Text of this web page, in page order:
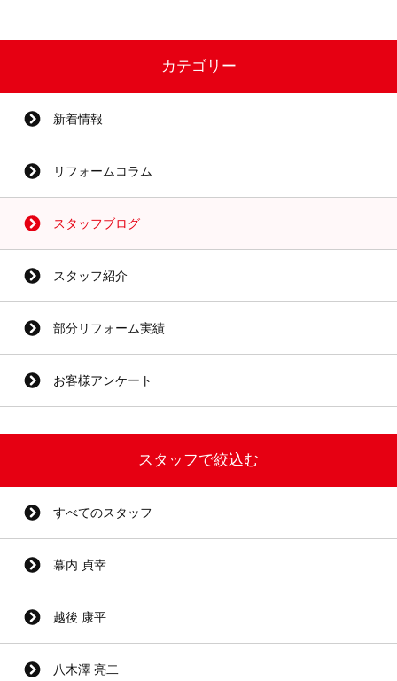
カテゴリー
新着情報
リフォームコラム
スタッフブログ
スタッフ紹介
部分リフォーム実績
お客様アンケート
スタッフで絞込む
すべてのスタッフ
幕内 貞幸
越後 康平
八木澤 亮二